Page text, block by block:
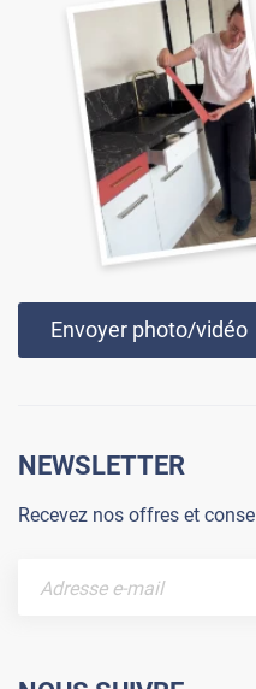
Envoyer photo/vidéo
NEWSLETTER
Recevez nos offres et